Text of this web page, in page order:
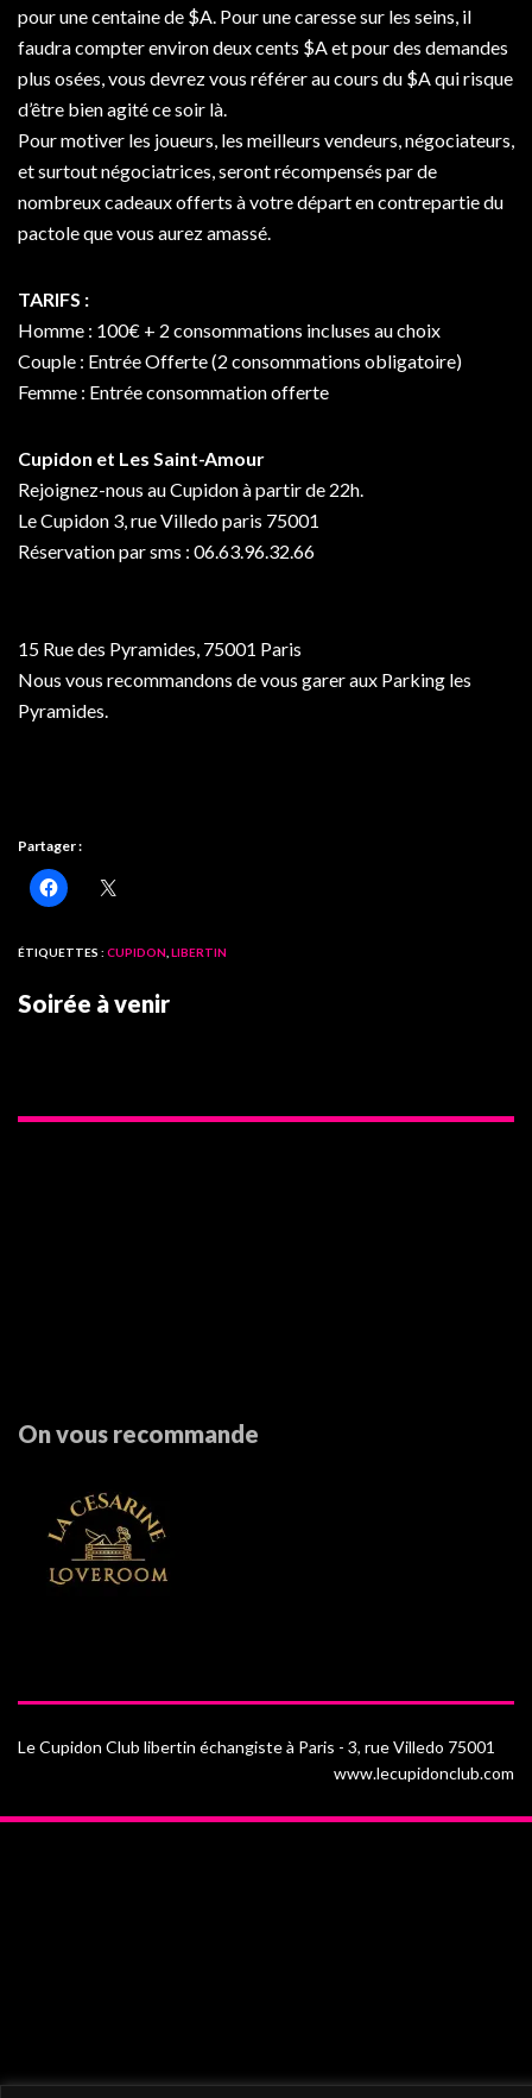
pour une centaine de $A. Pour une caresse sur les seins, il
faudra compter environ deux cents $A et pour des demandes
plus osées, vous devrez vous référer au cours du $A qui risque
d’être bien agité ce soir là.
Pour motiver les joueurs, les meilleurs vendeurs, négociateurs,
et surtout négociatrices, seront récompensés par de
nombreux cadeaux offerts à votre départ en contrepartie du
pactole que vous aurez amassé.
TARIFS :
Homme : 100€ + 2 consommations incluses au choix
Couple : Entrée Offerte (2 consommations obligatoire)
Femme : Entrée consommation offerte
Cupidon et Les Saint-Amour
Rejoignez-nous au Cupidon à partir de 22h.
Le Cupidon 3, rue Villedo paris 75001
Réservation par sms : 06.63.96.32.66
15 Rue des Pyramides, 75001 Paris
Nous vous recommandons de vous garer aux Parking les
Pyramides.
Partager :
ÉTIQUETTES : CUPIDON LIBERTIN
Soirée à venir
On vous recommande
Le Cupidon Club libertin échangiste à Paris - 3, rue Villedo 75001
www.lecupidonclub.com